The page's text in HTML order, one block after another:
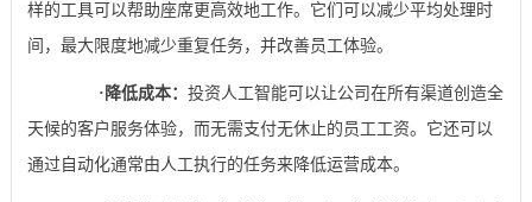
样的工具可以帮助座席更高效地工作。它们可以减少平均处理时
间，最大限度地减少重复任务，并改善员工体验。
· 降低成本： 投资人工智能可以让公司在所有渠道创造全
天候的客户服务体验，而无需支付无休止的员工工资。它还可以
通过自动化通常由人工执行的任务来降低运营成本。